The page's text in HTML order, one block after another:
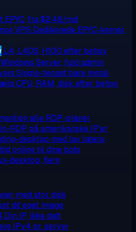
EPYC, fra $2,48/md
VPS Dedikerede EPYC-kerner,
L4, L40S, H100 efter behov
Windows Server, fuld admin
Single-tenant bare metal
CPU, RAM, disk efter behov
alle RDP-planer
RDP på amerikanske IP'er
desktop med lav latens
online til dine bots
desktop, fjern
med stor disk
dit eget image
Din IP, ikke delt
IPv4 pr. server